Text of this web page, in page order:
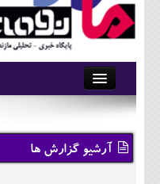
آرشیو
تماس با ما
وبلاگ
آرشیو گزارش ها